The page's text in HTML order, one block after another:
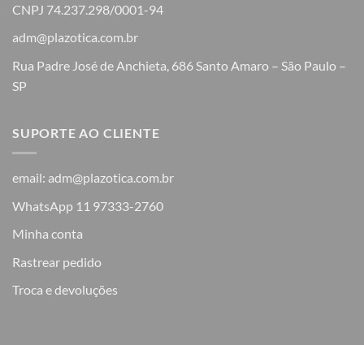
CNPJ 74.237.298/0001-94
adm@plazotica.com.br
Rua Padre José de Anchieta, 686 Santo Amaro – São Paulo –
SP
SUPORTE AO CLIENTE
email: adm@plazotica.com.br
WhatsApp 11 97333-2760
Minha conta
Rastrear pedido
Troca e devoluções